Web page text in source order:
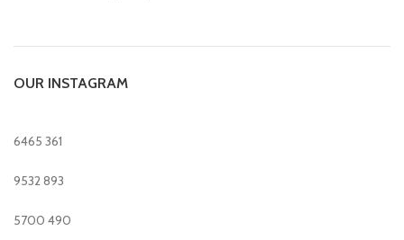
OUR INSTAGRAM
6465 361
9532893
5700 490